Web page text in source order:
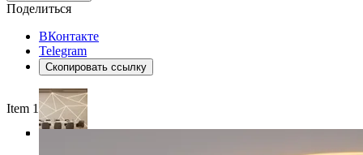
Поделиться
ВКонтакте
Telegram
Скопировать ссылку
Item 1 of 4